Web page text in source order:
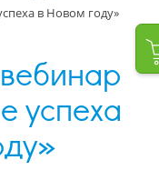
в Новом году»
успеха